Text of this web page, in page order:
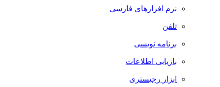
نرم افزارهای فارسی
تلفن
برنامه نویسی
بازیابی اطلاعات
ابزار رجیستری